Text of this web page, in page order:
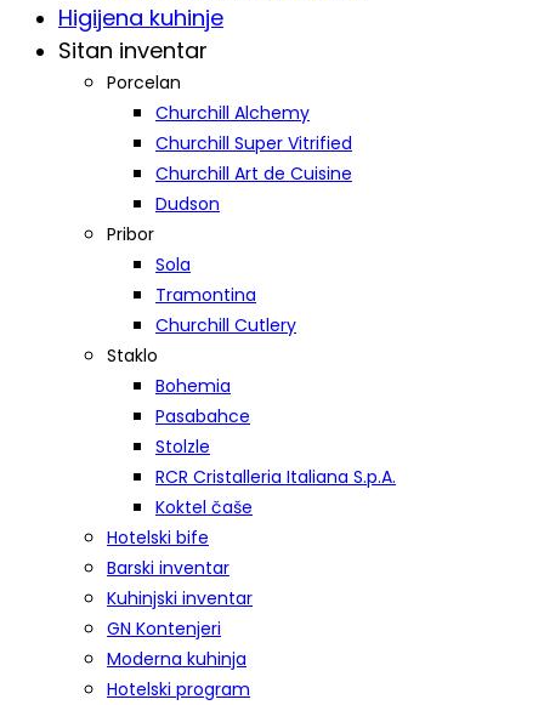
Higijena kuhinje
Sitan inventar
Porcelan
Churchill Alchemy
Churchill Super Vitrified
Churchill Art de Cuisine
Dudson
Pribor
Sola
Tramontina
Churchill Cutlery
Staklo
Bohemia
Pasabahce
Stolzle
RCR Cristalleria Italiana S.p.A.
Koktel čaše
Hotelski bife
Barski inventar
Kuhinjski inventar
GN Kontenjeri
Moderna kuhinja
Hotelski program